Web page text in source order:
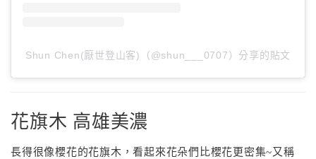
Shun Chen(厭世登山客)（@shun___0707）分享的貼文
花旗木 高雄美濃
長得很像櫻花的花旗木，看起來花朵們比櫻花更密集~又稱